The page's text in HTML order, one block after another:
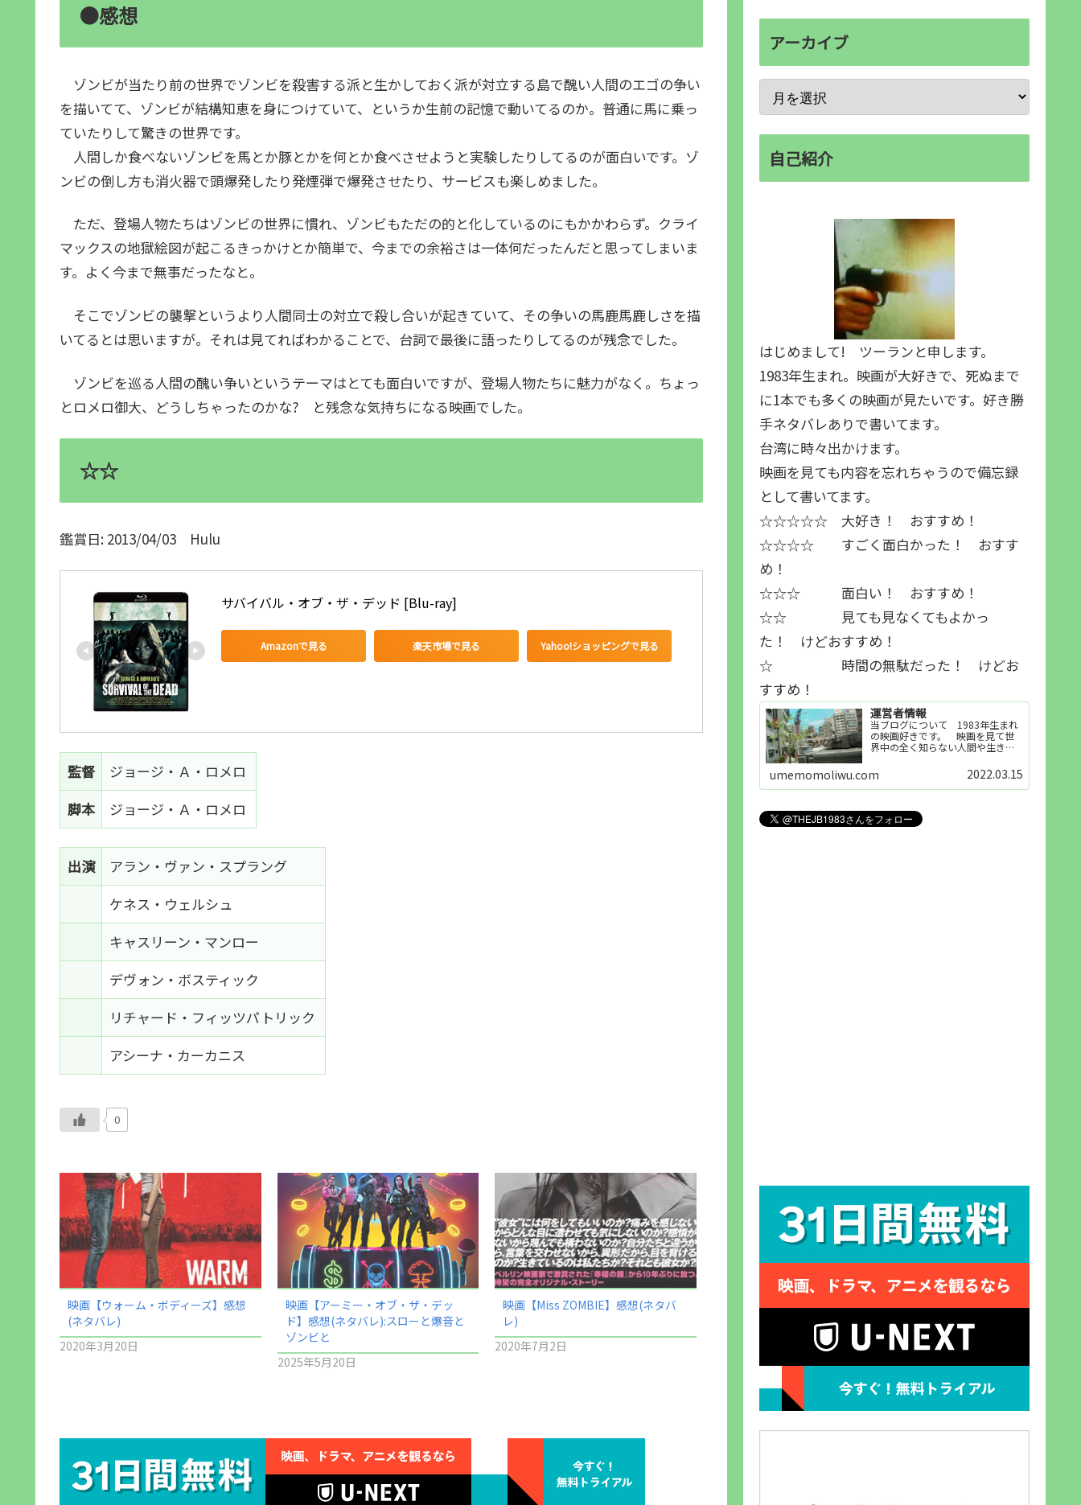
●感想
ゾンビが当たり前の世界でゾンビを殺害する派と生かしておく派が対立する島で醜い人間のエゴの争い
を描いてて、ゾンビが結構知恵を身につけていて、というか生前の記憶で動いてるのか。普通に馬に乗っ
ていたりして驚きの世界です。
人間しか食べないゾンビを馬とか豚とかを何とか食べさせようと実験したりしてるのが面白いです。ゾ
ンビの倒し方も消火器で頭爆発したり発煙弾で爆発させたり、サービスも楽しめました。
ただ、登場人物たちはゾンビの世界に慣れ、ゾンビもただの的と化しているのにもかかわらず。クライ
マックスの地獄絵図が起こるきっかけとか簡単で、今までの余裕さは一体何だったんだと思ってしまいま
す。よく今まで無事だったなと。
そこでゾンビの襲撃というより人間同士の対立で殺し合いが起きていて、その争いの馬鹿馬鹿しさを描
いてるとは思いますが。それは見てればわかることで、台詞で最後に語ったりしてるのが残念でした。
ゾンビを巡る人間の醜い争いというテーマはとても面白いですが、登場人物たちに魅力がなく。ちょっ
とロメロ御大、どうしちゃったのかな? と残念な気持ちになる映画でした。
☆☆
鑑賞日: 2013/04/03 Hulu
サバイバル・オブ・ザ・デッド [Blu-ray]
Amazonで見る 楽天市場で見る Yahoo!ショッピングで見る
監督
ジョージ・Ａ・ロメロ
脚本
ジョージ・Ａ・ロメロ
出演
アラン・ヴァン・スプラング
ケネス・ウェルシュ
キャスリーン・マンロー
デヴォン・ボスティック
リチャード・フィッツパトリック
アシーナ・カーカニス
0
映画【ウォーム・ボディーズ】感想
(ネタバレ)
2020年3月20日
映画【アーミー・オブ・ザ・デッ
ド】感想(ネタバレ):スローと爆音と
ゾンビと
2025年5月20日
映画【Miss ZOMBIE】感想(ネタバ
レ)
2020年7月2日
アーカイブ
自己紹介
はじめまして! ツーランと申します。
1983年生まれ。映画が大好きで、死ぬまで
に1本でも多くの映画が見たいです。好き勝
手ネタバレありで書いてます。
台湾に時々出かけます。
映画を見ても内容を忘れちゃうので備忘録
として書いてます。
☆☆☆☆☆ 大好き！ おすすめ！
☆☆☆☆ すごく面白かった！ おすす
め！
☆☆☆ 面白い！ おすすめ！
☆☆ 見ても見なくてもよかっ
た！ けどおすすめ！
☆ 時間の無駄だった！ けどお
すすめ！
運営者情報
当ブログについて 1983年生まれ
の映画好きです。 映画を見て世
界中の全く知らない人間や生き物
世界知らない世界に触れることが
好きで映画を見てます。「映画を
見られれば幸福度を高い」とわか
umemomoliwu.com 2022.03.15